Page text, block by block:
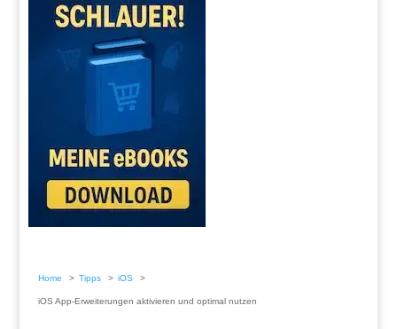
Home Tipps iOS
iOS App-Erweiterungen aktivieren und optimal nutzen